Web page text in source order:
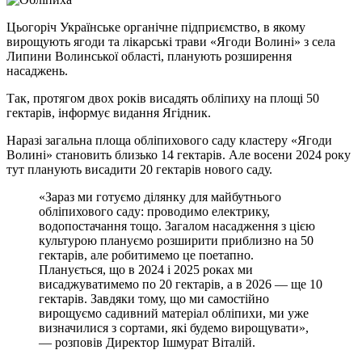
Цьогоріч Українське органічне підприємство, в якому
вирощують ягоди та лікарські трави «Ягоди Волині» з села
Липини Волинської області, планують розширення
насаджень.
Так, протягом двох років висадять обліпиху на площі 50
гектарів, інформує видання Ягідник.
Наразі загальна площа обліпихового саду кластеру «Ягоди
Волині» становить близько 14 гектарів. Але восени 2024 року
тут планують висадити 20 гектарів нового саду.
«Зараз ми готуємо ділянку для майбутнього
обліпихового саду: проводимо електрику,
водопостачання тощо. Загалом насадження з цією
культурою плануємо розширити приблизно на 50
гектарів, але робитимемо це поетапно.
Планується, що в 2024 і 2025 роках ми
висаджуватимемо по 20 гектарів, а в 2026 — ще 10
гектарів. Завдяки тому, що ми самостійно
вирощуємо садивний матеріал обліпихи, ми уже
визначилися з сортами, які будемо вирощувати»,
— розповів Директор Ішмурат Віталій.